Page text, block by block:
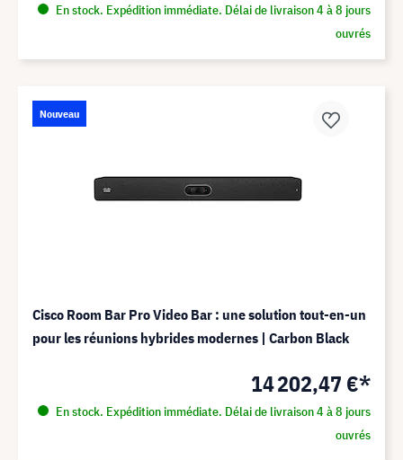
En stock. Expédition immédiate. Délai de livraison 4 à 8 jours
ouvrés
Nouveau
Cisco Room Bar Pro Video Bar : une solution tout-en-un
pour les réunions hybrides modernes | Carbon Black
14 202,47 €*
En stock. Expédition immédiate. Délai de livraison 4 à 8 jours
ouvrés